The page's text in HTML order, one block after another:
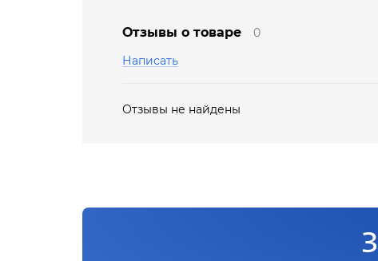
Отзывы о товаре
0
Написать
Отзывы не найдены